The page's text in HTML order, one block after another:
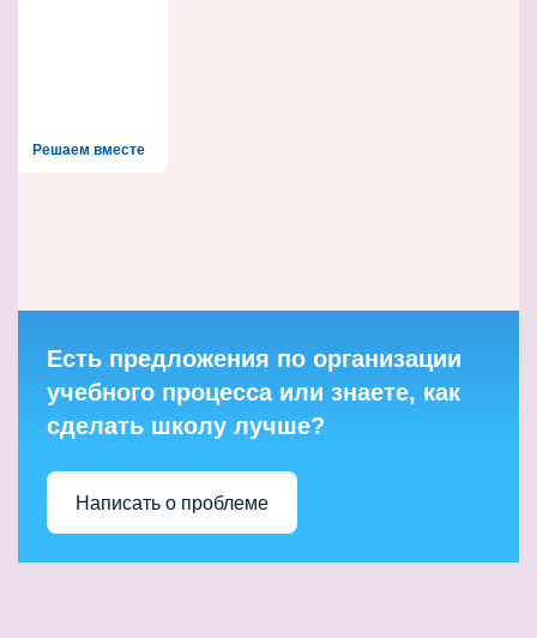
Решаем вместе
Есть предложения по организации
учебного процесса или знаете, как
сделать школу лучше?
Написать о проблеме